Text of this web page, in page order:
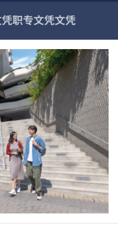
职专文凭文凭